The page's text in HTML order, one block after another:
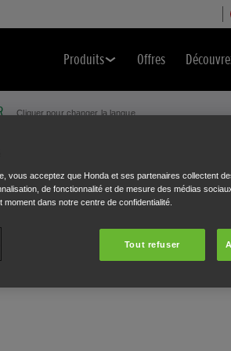
Produits Offres
Cliquer pour changer la langue.
vous acceptez que Honda et ses partenaires collectent
de fonctionnalité et de mesure des médias
dans notre centre de confidentialité.
Tout refuser